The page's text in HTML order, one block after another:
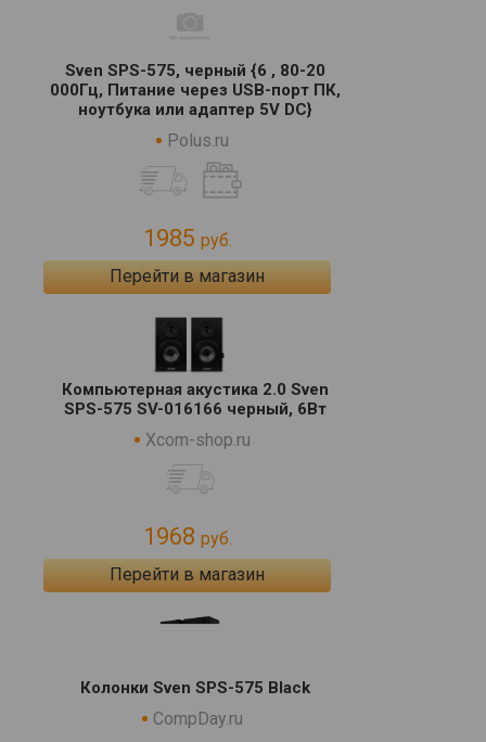
Sven SPS-575, черный {6 , 80-20
000Гц, Питание через USB-порт ПК,
ноутбука или адаптер 5V DC}
Polus.ru
1985 руб.
Перейти в магазин
Компьютерная акустика 2.0 Sven
SPS-575 SV-016166 черный, 6Вт
Xcom-shop.ru
1968 руб.
Перейти в магазин
Колонки Sven SPS-575 Black
CompDay.ru